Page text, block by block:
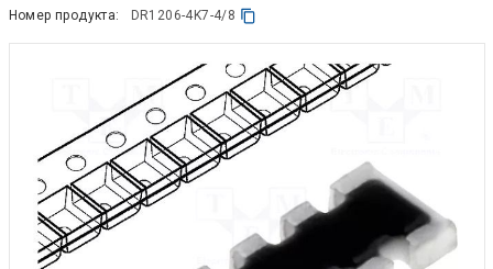
Номер продукта: DR1206-4K7-4/8